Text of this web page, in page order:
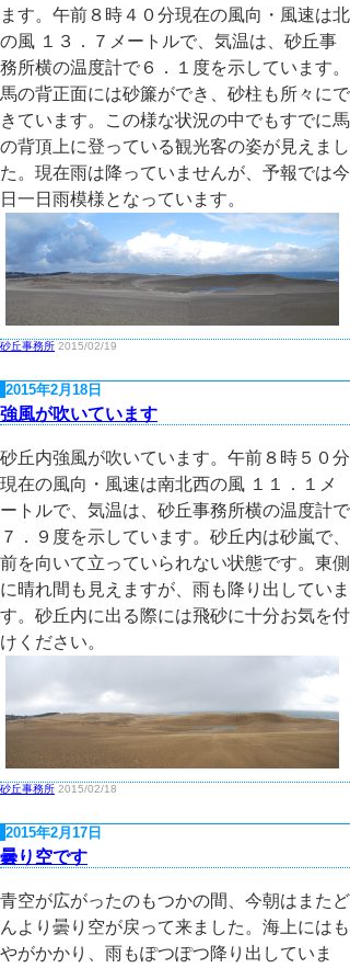
ます。午前８時４０分現在の風向・風速は北
の風 １３．７メートルで、気温は、砂丘事
務所横の温度計で６．１度を示しています。
馬の背正面には砂簾ができ、砂柱も所々にで
きています。この様な状況の中でもすでに馬
の背頂上に登っている観光客の姿が見えまし
た。現在雨は降っていませんが、予報では今
日一日雨模様となっています。
砂丘事務所 2015/02/19
2015年2月18日
強風が吹いています
砂丘内強風が吹いています。午前８時５０分
現在の風向・風速は南北西の風 １１．１メ
ートルで、気温は、砂丘事務所横の温度計で
７．９度を示しています。砂丘内は砂嵐で、
前を向いて立っていられない状態です。東側
に晴れ間も見えますが、雨も降り出していま
す。砂丘内に出る際には飛砂に十分お気を付
けください。
砂丘事務所 2015/02/18
2015年2月17日
曇り空です
青空が広がったのもつかの間、今朝はまたど
んより曇り空が戻って来ました。海上にはも
やがかかり、雨もぽつぽつ降り出していま